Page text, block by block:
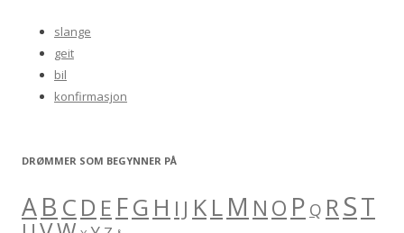
slange
geit
bil
konfirmasjon
DRØMMER SOM BEGYNNER PÅ
AB C D E FG H I J KLM N O P Q RST